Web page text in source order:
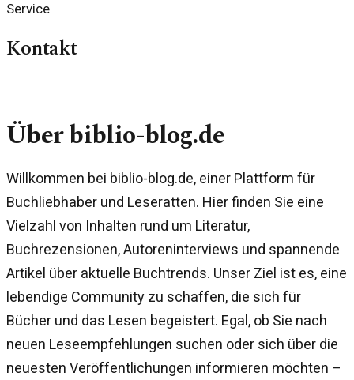
Service
Kontakt
Über biblio-blog.de
Willkommen bei biblio-blog.de, einer Plattform für
Buchliebhaber und Leseratten. Hier finden Sie eine
Vielzahl von Inhalten rund um Literatur,
Buchrezensionen, Autoreninterviews und spannende
Artikel über aktuelle Buchtrends. Unser Ziel ist es, eine
lebendige Community zu schaffen, die sich für
Bücher und das Lesen begeistert. Egal, ob Sie nach
neuen Leseempfehlungen suchen oder sich über die
neuesten Veröffentlichungen informieren möchten –